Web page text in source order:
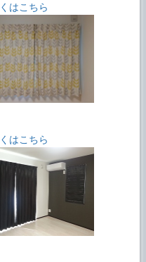
はこちら
はこちら